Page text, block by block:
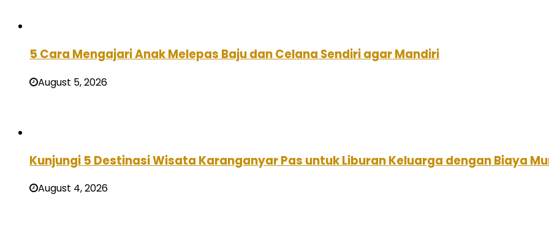
5 Cara Mengajari Anak Melepas Baju dan Celana Sendiri agar Mandiri
August 5, 2026
Kunjungi 5 Destinasi Wisata Karanganyar Pas untuk Liburan Keluarga dengan Biaya
August 4, 2026